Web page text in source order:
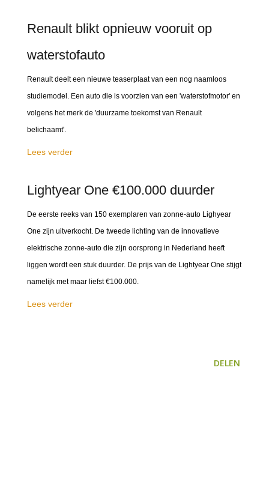
Renault blikt opnieuw vooruit op
waterstofauto
Renault deelt een nieuwe teaserplaat van een nog naamloos
studiemodel. Een auto die is voorzien van een 'waterstofmotor' en
volgens het merk de 'duurzame toekomst van Renault
belichaamt'.
Lees verder
Lightyear One €100.000 duurder
De eerste reeks van 150 exemplaren van zonne-auto Lighyear
One zijn uitverkocht. De tweede lichting van de innovatieve
elektrische zonne-auto die zijn oorsprong in Nederland heeft
liggen wordt een stuk duurder. De prijs van de Lightyear One stijgt
namelijk met maar liefst €100.000.
Lees verder
DELEN